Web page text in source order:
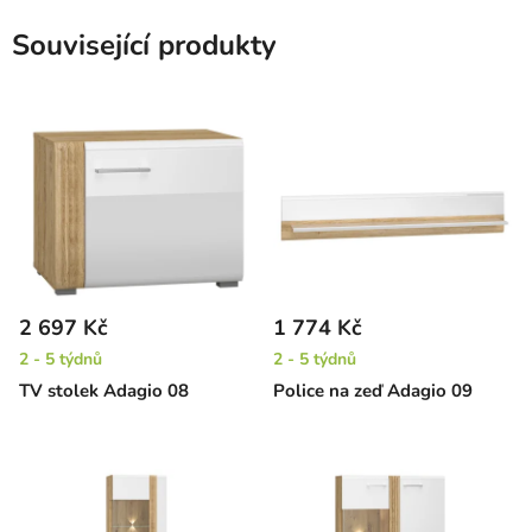
Související produkty
TV stolek Adagio 08
2 697 Kč
2 - 5 týdnů
Police na zeď Adagio 09
1 774 Kč
2 - 5 týdnů